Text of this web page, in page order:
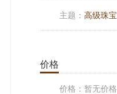
主题： 高级珠宝
价格
价格： 暂无价格